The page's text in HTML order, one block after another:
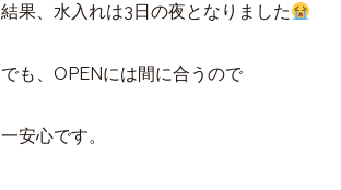
結果、水入れは3日の夜となりました
でも、OPENには間に合うので
一安心です。